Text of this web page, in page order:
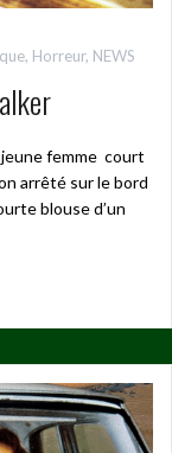
, Horreur, NEWS
femme court
arrêté sur le bord
blouse d’un